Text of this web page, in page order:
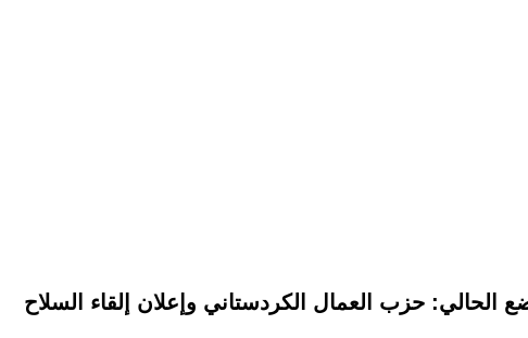
الحالي: حزب العمال الكردستاني وإعلان إلقاء السلاح